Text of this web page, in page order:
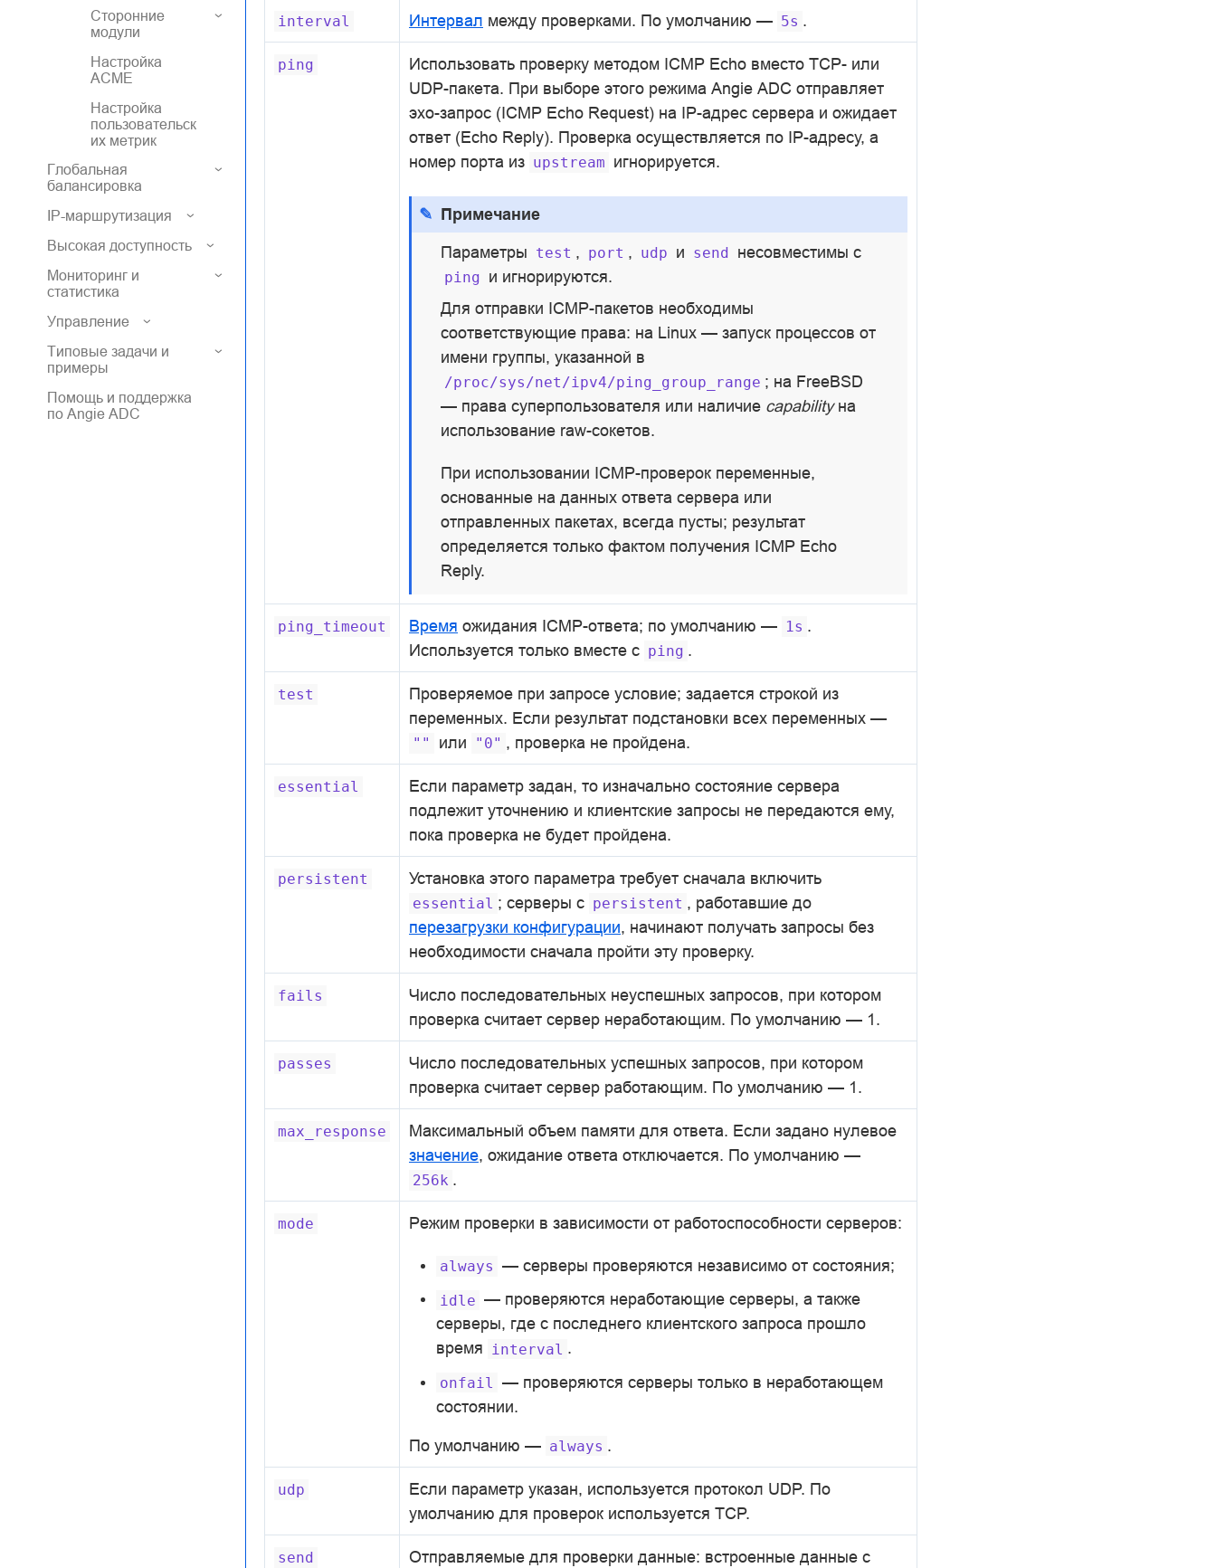
Сторонние
модули
Настройка
ACME
Настройка
пользовательск
их метрик
Глобальная
балансировка
IP-маршрутизация
Высокая доступность
Мониторинг и
статистика
Управление
Типовые задачи и
примеры
Помощь и поддержка
по Angie ADC
interval Интервал между проверками. По умолчанию — 5s .
ping
Использовать проверку методом ICMP Echo вместо TCP- или
UDP-пакета. При выборе этого режима Angie ADC отправляет
эхо-запрос (ICMP Echo Request) на IP-адрес сервера и ожидает
ответ (Echo Reply). Проверка осуществляется по IP-адресу, а
номер порта из upstream игнорируется.
Примечание
Параметры test , port , udp и send несовместимы с
ping и игнорируются.
Для отправки ICMP-пакетов необходимы
соответствующие права: на Linux — запуск процессов от
имени группы, указанной в
/proc/sys/net/ipv4/ping_group_range ; на FreeBSD
— права суперпользователя или наличие capabilityна
использование raw-сокетов.
При использовании ICMP-проверок переменные,
основанные на данных ответа сервера или
отправленных пакетах, всегда пусты; результат
определяется только фактом получения ICMP Echo
Reply.
ping_timeout Время ожидания ICMP-ответа; по умолчанию — 1s .
Используется только вместе с ping .
test
Проверяемое при запросе условие; задается строкой из
переменных. Если результат подстановки всех переменных —
"" или "0" , проверка не пройдена.
essential
Если параметр задан, то изначально состояние сервера
подлежит уточнению и клиентские запросы не передаются ему,
пока проверка не будет пройдена.
persistent Установка этого параметра требует сначала включить
essential ; серверы с persistent , работавшие до
перезагрузки конфигурации, начинают получать запросы без
необходимости сначала пройти эту проверку.
fails
Число последовательных неуспешных запросов, при котором
проверка считает сервер неработающим. По умолчанию — 1.
passes
Число последовательных успешных запросов, при котором
проверка считает сервер работающим. По умолчанию — 1.
max_response
Максимальный объем памяти для ответа. Если задано нулевое
значение, ожидание ответа отключается. По умолчанию —
256k .
mode Режим проверки в зависимости от работоспособности серверов:
always — серверы проверяются независимо от состояния;
idle — проверяются неработающие серверы, а также
серверы, где с последнего клиентского запроса прошло
время
interval .
onfail
— проверяются серверы только в неработающем
состоянии.
По умолчанию — always .
udp
Если параметр указан, используется протокол UDP. По
умолчанию для проверок используется TCP.
send Отправляемые для проверки данные: встроенные данные с